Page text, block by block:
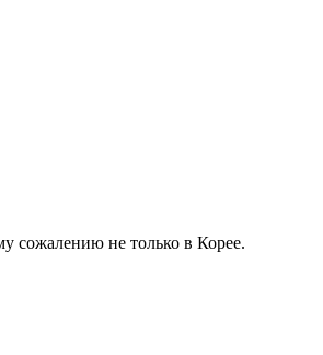
сожалению не только в Корее.